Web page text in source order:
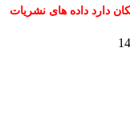
دارد داده های نشریات